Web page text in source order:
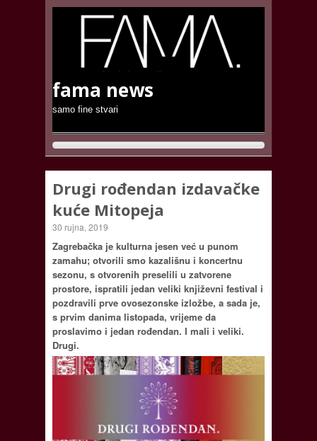
fama news
samo fine stvari
Drugi rođendan izdavačke
kuće Mitopeja
30 rujna, 2019
Zagrebačka je kulturna jesen već u punom
zamahu; otvorili smo kazališnu i koncertnu
sezonu, s otvorenih preselili u zatvorene
prostore, ispratili jedan veliki književni festival i
pozdravili prve ovosezonske izložbe, a sada je,
s prvim danima listopada, vrijeme da
proslavimo i jedan rođendan. I mali i veliki.
Drugi.